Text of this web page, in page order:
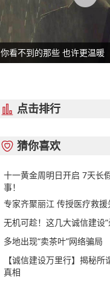
你看不到的那些 也许更温暖
 点击排行
 猜你喜欢
十一黄金周明日开启 7天长
事！
专家齐聚丽江 传授医疗救
无机可趁！这几大诚信建设
多地出现“卖茶叶”网络骗局
【诚信建设万里行】揭秘所
真相